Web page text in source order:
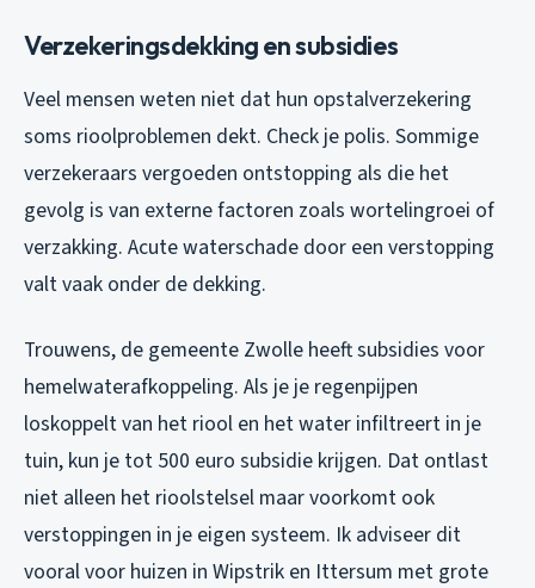
Verzekeringsdekking en subsidies
Veel mensen weten niet dat hun opstalverzekering
soms rioolproblemen dekt. Check je polis. Sommige
verzekeraars vergoeden ontstopping als die het
gevolg is van externe factoren zoals wortelingroei of
verzakking. Acute waterschade door een verstopping
valt vaak onder de dekking.
Trouwens, de gemeente Zwolle heeft subsidies voor
hemelwaterafkoppeling. Als je je regenpijpen
loskoppelt van het riool en het water infiltreert in je
tuin, kun je tot 500 euro subsidie krijgen. Dat ontlast
niet alleen het rioolstelsel maar voorkomt ook
verstoppingen in je eigen systeem. Ik adviseer dit
vooral voor huizen in Wipstrik en Ittersum met grote